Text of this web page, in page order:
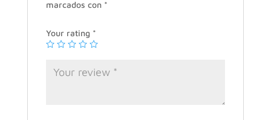
marcados con *
Your rating *